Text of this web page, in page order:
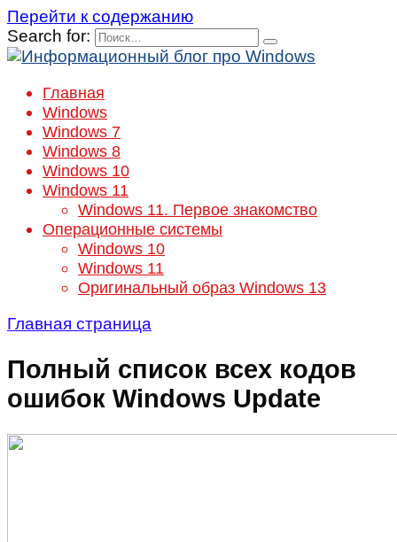
Перейти к содержанию
Search for:
Главная
Windows
Windows 7
Windows 8
Windows 10
Windows 11
Windows 11. Первое знакомство
Операционные системы
Windows 10
Windows 11
Оригинальный образ Windows 13
Главная страница
Полный список всех кодов
ошибок Windows Update